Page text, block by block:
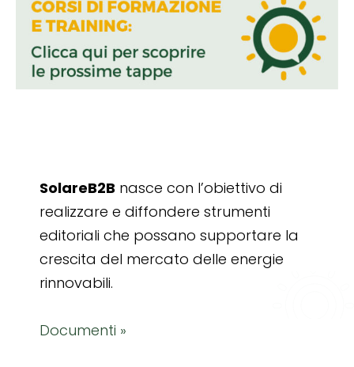
SolareB2B nasce con l’obiettivo di
realizzare e diffondere strumenti
editoriali che possano supportare la
crescita del mercato delle energie
rinnovabili.
Documenti »